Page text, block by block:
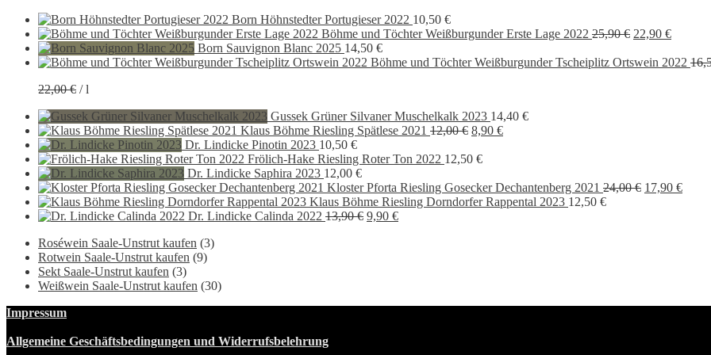
Born Höhnstedter Portugieser 2022 10,50 €
Böhme und Töchter Weißburgunder Erste Lage 2022 25,90€ Ursprünglicher
war:
22,90 €Aktueller
ist:
Born Sauvignon Blanc 2025 14,50 €
Böhme und Töchter Weißburgunder Tscheiplitz Ortswein 2022
22,00€ /l
Gussek Grüner Silvaner Muschelkalk 2023 14,40 €
Klaus Böhme Riesling Spätlese 2021 12,00€ Ursprünglicher
war:
8,90 €Aktueller
Dr. Lindicke Pinotin 2023 10,50 €
Frölich-Hake Riesling Roter Ton 2022 12,50 €
Dr. Lindicke Saphira 2023 12,00 €
Kloster Pforta Riesling Gosecker Dechantenberg 2021 24,00€ 17,90 €
Klaus Böhme Riesling Dorndorfer Rappental 2023 12,50 €
Dr. Lindicke Calinda 2022 13,90€ Ursprünglicher
9,90 €Aktueller
Roséwein Saale-Unstrut kaufen (3)
Rotwein Saale-Unstrut kaufen (9)
Sekt Saale-Unstrut kaufen (3)
Weißwein Saale-Unstrut kaufen (30)
Impressum
Allgemeine Geschäftsbedingungen und Widerrufsbelehrung